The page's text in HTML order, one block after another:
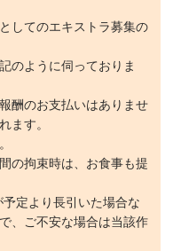
としてのエキストラ募集の
のように伺っておりま
酬のお支払いはありませ
ます。
の拘束時は、お食事も提
定より長引いた場合な
、ご不安な場合は当該作